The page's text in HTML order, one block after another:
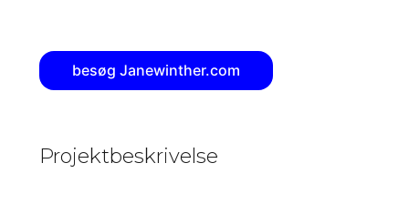
besøg Janewinther.com
Projektbeskrivelse